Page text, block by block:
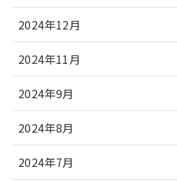
2024年12月
2024年11月
2024年9月
2024年8月
2024年7月